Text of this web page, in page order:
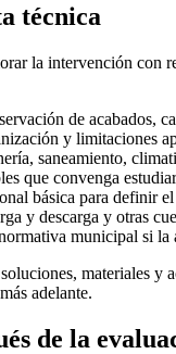
técnica
la intervención con
de acabados,
y limitaciones
saneamiento,
que convenga
básica para definir
y descarga y otras
municipal si la
materiales
adelante.
de la